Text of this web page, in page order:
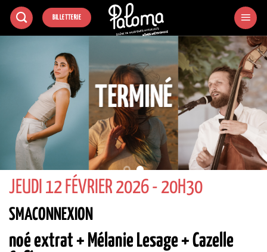
Passer
BILLETTERIE
TERMINÉ
JEUDI 12 FÉVRIER 2026 - 20H30
SMACONNEXION
noé extrat + Mélanie Lesage + Cazelle